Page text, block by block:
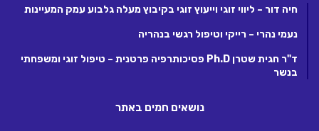
חיה דור – ליווי זוגי וייעוץ זוגי בקיבוץ מעלה גלבוע עמק המעיינות
נעמי נהרי – רייקי וטיפול רגשי בנהריה
ד"ר חגית שטרן Ph.D פסיכותרפיה פרטנית – טיפול זוגי ומשפחתי
בנשר
נושאים חמים באתר